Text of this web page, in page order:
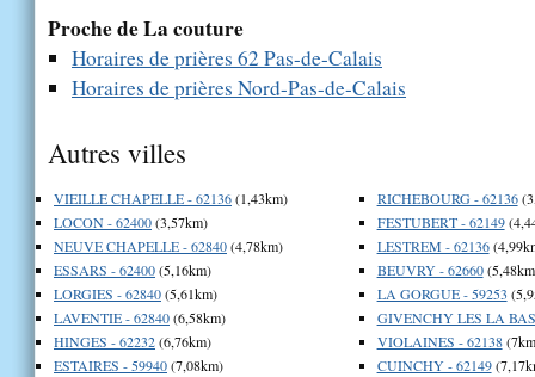
Proche de La couture
Horaires de prières 62 Pas-de-Calais
Horaires de prières Nord-Pas-de-Calais
Autres villes
VIEILLE CHAPELLE - 62136(1,43km)
LOCON - 62400(3,57km)
NEUVE CHAPELLE - 62840(4,78km)
ESSARS - 62400(5,16km)
LORGIES - 62840(5,61km)
LAVENTIE - 62840(6,58km)
HINGES - 62232(6,76km)
ESTAIRES - 59940(7,08km)
RICHEBOURG - 62136
FESTUBERT - 62149
LESTREM - 62136
BEUVRY - 62660
LA GORGUE - 59253
GIVENCHY LES LA
VIOLAINES - 62138
CUINCHY - 62149